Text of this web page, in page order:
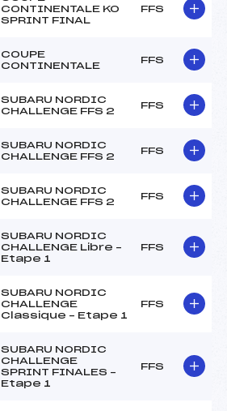
CONTINENTALE KO
SPRINT FINAL
FFS
COUPE
CONTINENTALE
FFS
SUBARU NORDIC
CHALLENGE FFS 2
FFS
SUBARU NORDIC
CHALLENGE FFS 2
FFS
SUBARU NORDIC
CHALLENGE FFS 2
FFS
SUBARU NORDIC
CHALLENGE Libre –
Etape 1
FFS
SUBARU NORDIC
CHALLENGE
Classique – Etape 1
FFS
SUBARU NORDIC
CHALLENGE
SPRINT FINALES –
Etape 1
FFS